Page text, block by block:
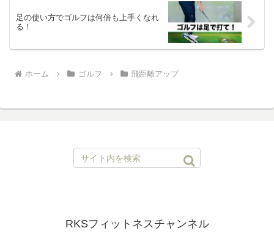
足の使い方でゴルフは何倍も上手くなれ
る！
ホーム ゴルフ 飛距離アップ
RKSフィットネスチャンネル